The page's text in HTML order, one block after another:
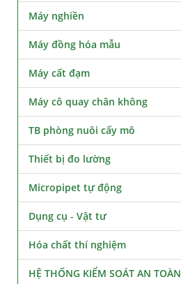
Máy nghiền
Máy đồng hóa mẫu
Máy cất đạm
Máy cô quay chân không
TB phòng nuôi cấy mô
Thiết bị đo lường
Micropipet tự động
Dụng cụ - Vật tư
Hóa chất thí nghiệm
HỆ THỐNG KIỂM SOÁT AN TOÀN